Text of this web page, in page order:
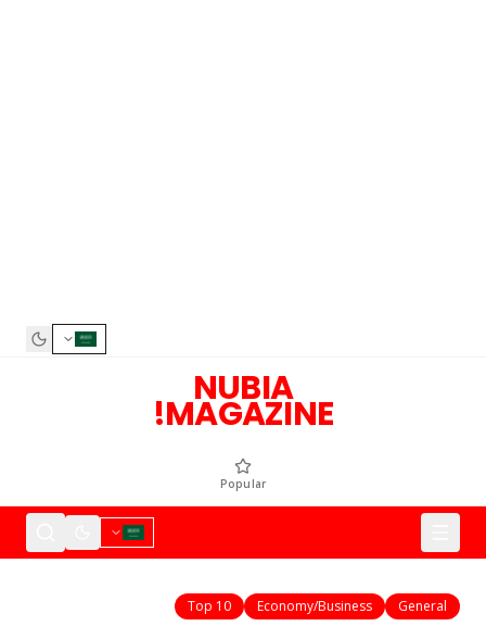
NUBIA
MAGAZINE!
Popular
General
Economy/Business
Top 10